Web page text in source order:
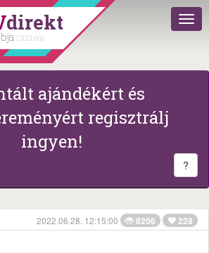
direkt
| 2011 óta
ajándékért és
regisztrálj
ingyen!
?
2022.06.28. 12:15:00 8206 228